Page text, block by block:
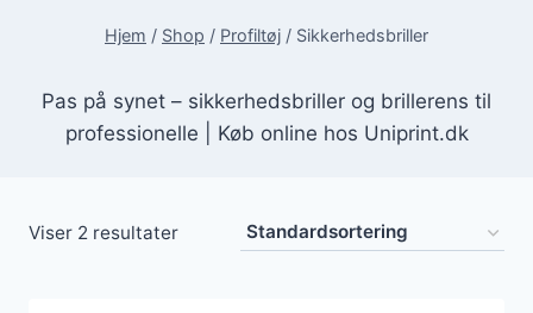
Hjem / Shop / Profiltøj / Sikkerhedsbriller
Pas på synet – sikkerhedsbriller og brillerens til
professionelle | Køb online hos Uniprint.dk
Viser 2 resultater